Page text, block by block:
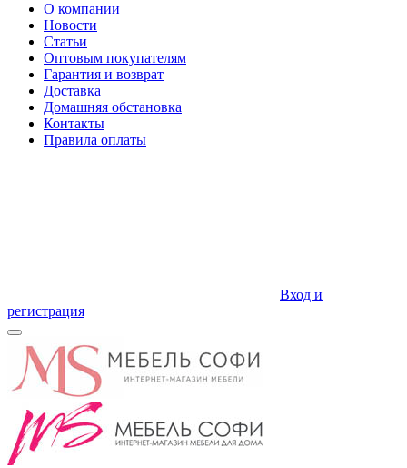
О компании
Новости
Статьи
Оптовым покупателям
Гарантия и возврат
Доставка
Домашняя обстановка
Контакты
Правила оплаты
Вход и
регистрация